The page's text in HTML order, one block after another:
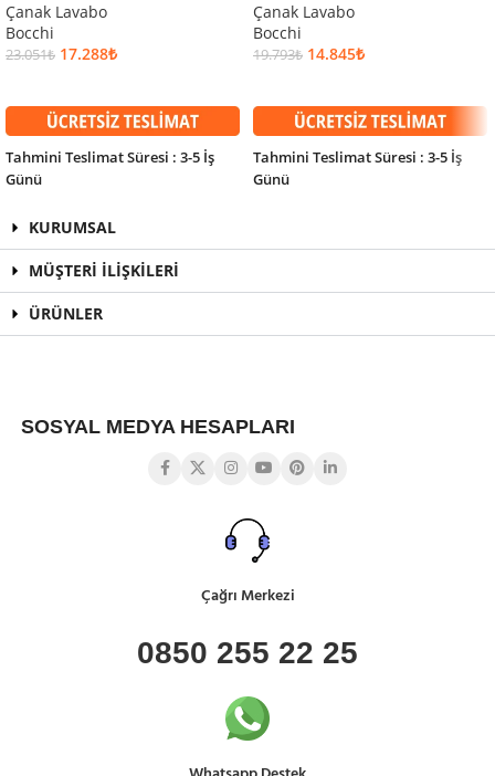
Çanak Lavabo
Bocchi
23.051₺ 17.288₺
Tahmini Teslimat Süresi : 3-5 İş
Günü
Çanak Lavabo
Bocchi
19.793₺ 14.845₺
Tahmini Teslimat Süresi : 3-5 İş
Günü
KURUMSAL
MÜŞTERİ İLİŞKİLERİ
ÜRÜNLER
SOSYAL MEDYA HESAPLARI
Çağrı Merkezi
0850 255 22 25